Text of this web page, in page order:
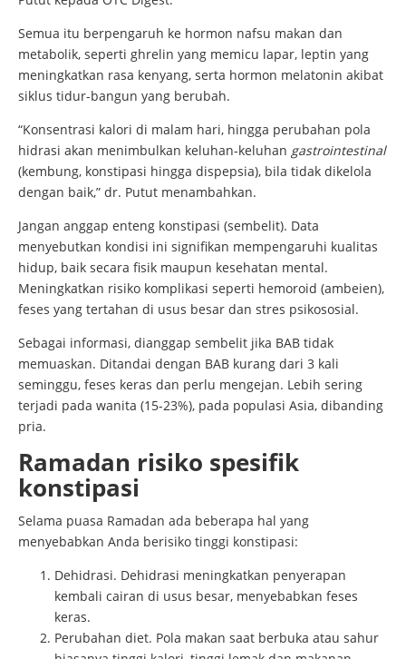
Semua itu berpengaruh ke hormon nafsu makan dan
metabolik, seperti ghrelin yang memicu lapar, leptin yang
meningkatkan rasa kenyang, serta hormon melatonin akibat
siklus tidur-bangun yang berubah.
“Konsentrasi kalori di malam hari, hingga perubahan pola
hidrasi akan menimbulkan keluhan-keluhan gastrointestinal
(kembung, konstipasi hingga dispepsia), bila tidak dikelola
dengan baik,” dr. Putut menambahkan.
Jangan anggap enteng konstipasi (sembelit). Data
menyebutkan kondisi ini signifikan mempengaruhi kualitas
hidup, baik secara fisik maupun kesehatan mental.
Meningkatkan risiko komplikasi seperti hemoroid (ambeien),
feses yang tertahan di usus besar dan stres psikososial.
Sebagai informasi, dianggap sembelit jika BAB tidak
memuaskan. Ditandai dengan BAB kurang dari 3 kali
seminggu, feses keras dan perlu mengejan. Lebih sering
terjadi pada wanita (15-23%), pada populasi Asia, dibanding
pria.
Ramadan risiko spesifik
konstipasi
Selama puasa Ramadan ada beberapa hal yang
menyebabkan Anda berisiko tinggi konstipasi:
Dehidrasi. Dehidrasi meningkatkan penyerapan
kembali cairan di usus besar, menyebabkan feses
keras.
Perubahan diet. Pola makan saat berbuka atau sahur